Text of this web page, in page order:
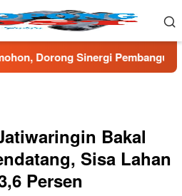
Desa dan Kota
Bakal
Sisa Lahan
Persen